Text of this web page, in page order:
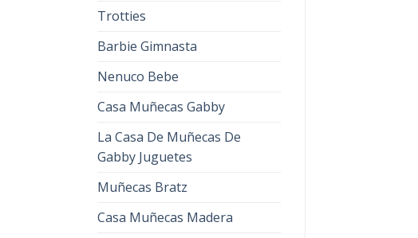
Trotties
Barbie Gimnasta
Nenuco Bebe
Casa Muñecas Gabby
La Casa De Muñecas De
Gabby Juguetes
Muñecas Bratz
Casa Muñecas Madera